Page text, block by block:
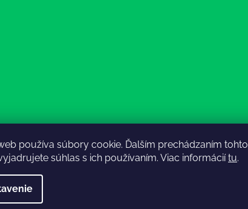
používa súbory cookie. Ďalším prechádzaním tohto
súhlas s ich používaním. Viac informáciítu.